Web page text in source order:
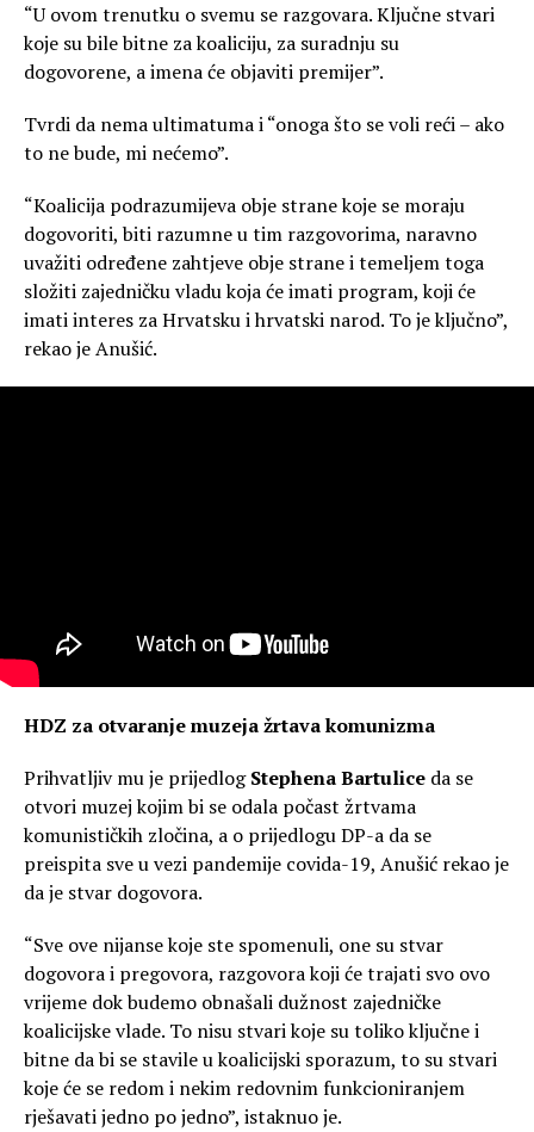
“U ovom trenutku o svemu se razgovara. Ključne stvari
koje su bile bitne za koaliciju, za suradnju su
dogovorene, a imena će objaviti premijer”.
Tvrdi da nema ultimatuma i “onoga što se voli reći – ako
to ne bude, mi nećemo”.
“Koalicija podrazumijeva obje strane koje se moraju
dogovoriti, biti razumne u tim razgovorima, naravno
uvažiti određene zahtjeve obje strane i temeljem toga
složiti zajedničku vladu koja će imati program, koji će
imati interes za Hrvatsku i hrvatski narod. To je ključno”,
rekao je Anušić.
HDZ za otvaranje muzeja žrtava komunizma
Prihvatljiv mu je prijedlogStephena Bartulice da se
otvori muzej kojim bi se odala počast žrtvama
komunističkih zločina, a o prijedlogu DP-a da se
preispita sve u vezi pandemije covida-19, Anušić rekao je
da je stvar dogovora.
“Sve ove nijanse koje ste spomenuli, one su stvar
dogovora i pregovora, razgovora koji će trajati svo ovo
vrijeme dok budemo obnašali dužnost zajedničke
koalicijske vlade. To nisu stvari koje su toliko ključne i
bitne da bi se stavile u koalicijski sporazum, to su stvari
koje će se redom i nekim redovnim funkcioniranjem
rješavati jedno po jedno”, istaknuo je.